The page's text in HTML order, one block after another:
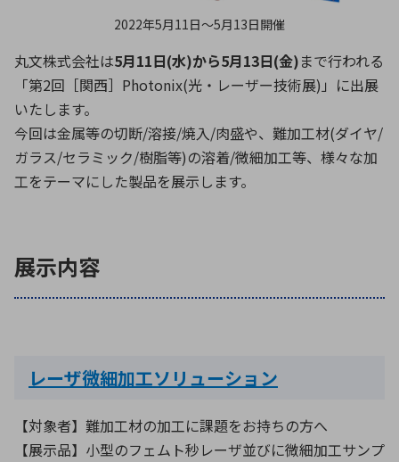
照射
シミュレーター
医療機器2022年5月11日〜5月13日開催
丸文株式会社は5月11日(水)から5月13日(金)まで行われる
「第2回［関西］Photonix(光・レーザー技術展)」に出展
いたします。
今回は金属等の切断/溶接/焼入/肉盛や、難加工材(ダイヤ/
ガラス/セラミック/樹脂等)の溶着/微細加工等、様々な加
工をテーマにした製品を展示します。
展示内容
レーザ微細加工ソリューション
【対象者】難加工材の加工に課題をお持ちの方へ
【展示品】小型のフェムト秒レーザ並びに微細加工サンプ